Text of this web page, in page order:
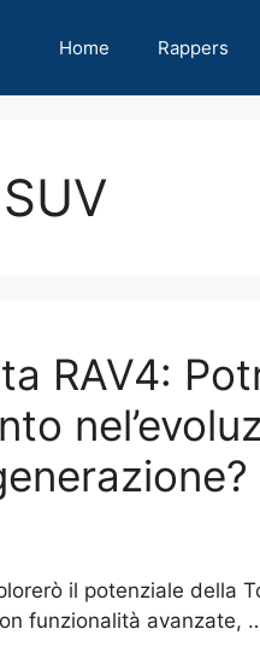
Home Rappers
RAV4:
il potenziale della
funzionalità avanzate,